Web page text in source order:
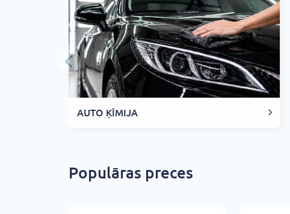
AUTO ĶĪMIJA
Populāras preces